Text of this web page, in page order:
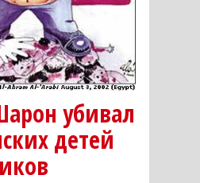
убивал
детей